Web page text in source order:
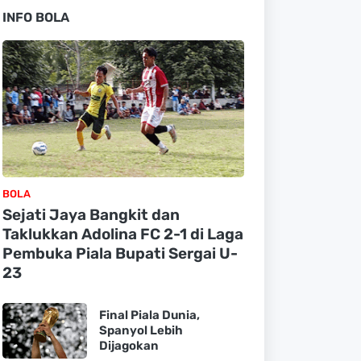
INFO BOLA
BOLA
Sejati Jaya Bangkit dan
Taklukkan Adolina FC 2-1 di Laga
Pembuka Piala Bupati Sergai U-
23
Final Piala Dunia,
Spanyol Lebih
Dijagokan